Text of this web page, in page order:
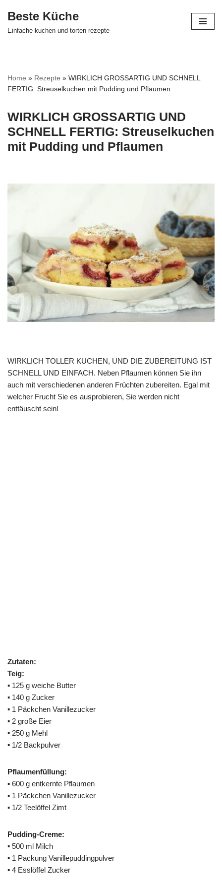
Zum
Beste Küche
Einfache kuchen und torten rezepte
Home » Rezepte » WIRKLICH GROSSARTIG UND SCHNELL
FERTIG: Streuselkuchen mit Pudding und Pflaumen
WIRKLICH GROSSARTIG UND
SCHNELL FERTIG: Streuselkuchen
mit Pudding und Pflaumen
WIRKLICH TOLLER KUCHEN, UND DIE ZUBEREITUNG IST
SCHNELL UND EINFACH. Neben Pflaumen können Sie ihn
auch mit verschiedenen anderen Früchten zubereiten. Egal mit
welcher Frucht Sie es ausprobieren, Sie werden nicht
enttäuscht sein!
Zutaten:
Teig:
▪ 125 g weiche Butter
▪ 140 g Zucker
▪ 1 Päckchen Vanillezucker
▪ 2 große Eier
▪ 250 g Mehl
▪ 1/2 Backpulver
Pflaumenfüllung:
▪ 600 g entkernte Pflaumen
▪ 1 Päckchen Vanillezucker
▪ 1/2 Teelöffel Zimt
Pudding-Creme:
▪ 500 ml Milch
▪ 1 Packung Vanillepuddingpulver
▪ 4 Esslöffel Zucker